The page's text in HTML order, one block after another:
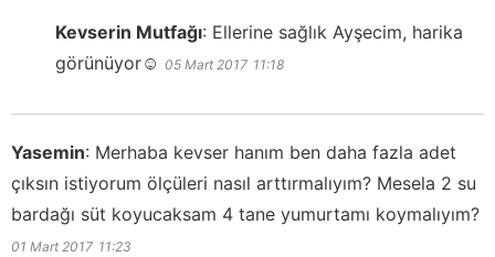
Kevserin Mutfağı: Ellerine sağlık Ayşecim, harika
görünüyor☺️ 05 Mart 2017 11:18
Yasemin: Merhaba kevser hanım ben daha fazla adet
çıksın istiyorum ölçüleri nasıl arttırmalıyım? Mesela 2 su
bardağı süt koyucaksam 4 tane yumurtamı koymalıyım?
01 Mart 2017 11:23